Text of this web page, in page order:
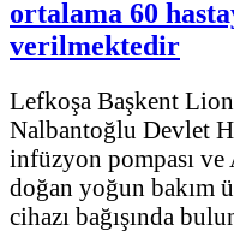
ortalama 60
verilmektedir
Lefkoşa Başkent
Nalbantoğlu Devlet
infüzyon pompası
doğan yoğun bakım
cihazı bağışında